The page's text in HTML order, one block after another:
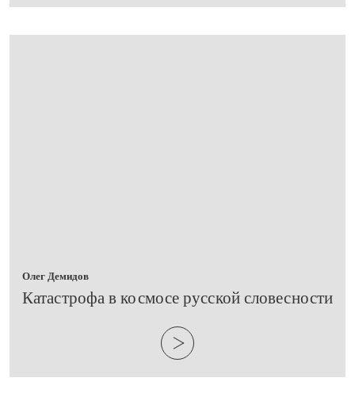
Олег Демидов
​Катастрофа в космосе русской словесности